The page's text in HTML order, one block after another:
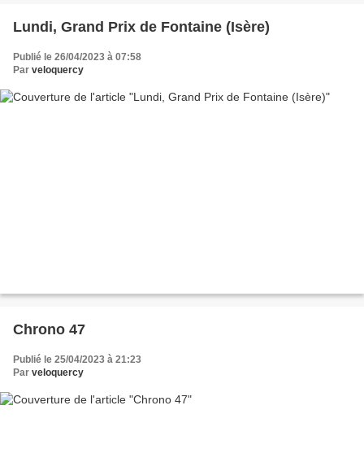
Lundi, Grand Prix de Fontaine (Isère)
Publié le 26/04/2023 à 07:58
Par veloquercy
Chrono 47
Publié le 25/04/2023 à 21:23
Par veloquercy